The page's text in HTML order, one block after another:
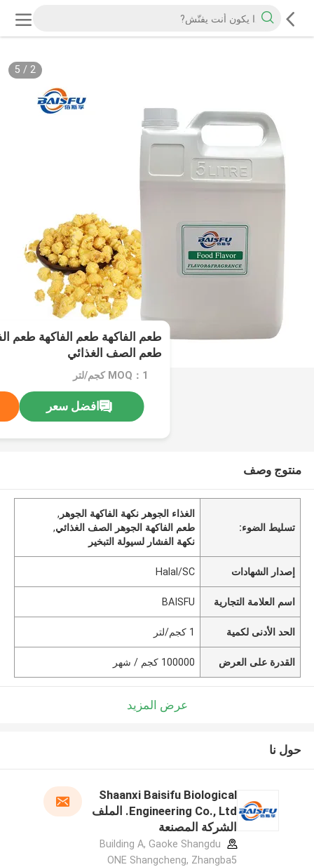
2
/
5
طعم الفاكهة طعم الفاكهة طعم
طعم الصف الغذائي
MOQ：1 كجم/لتر
افضل سعر
منتوج وصف
تسليط الضوء:
الغذاء الجوهر نكهة الفاكهة الجوهر ,
طعم الفاكهة الجوهر الصف الغذائي,
نكهة الفشار لسيولة التبخير
إصدار الشهادات Halal/SC
اسم العلامة التجارية BAISFU
الحد الأدنى لكمية 1 كجم/لتر
القدرة على العرض 100000 كجم / شهر
عرض المزيد
حول نا
Shaanxi Baisifu Biological
Engineering Co., Ltd. الملف
الشركة المصنعة
Building A, Gaoke Shangdu
ONE Shangcheng, Zhangba5